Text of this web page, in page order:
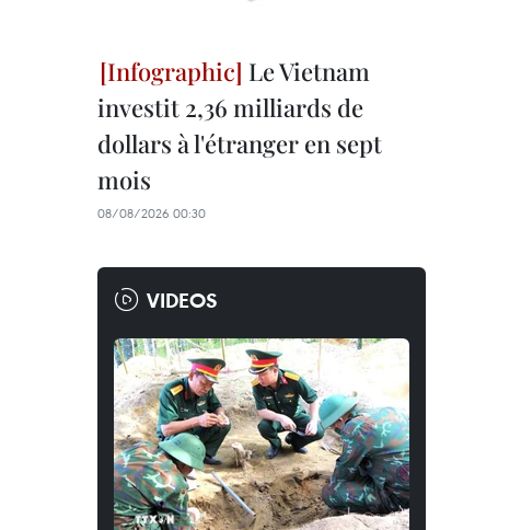
Le Vietnam
investit 2,36 milliards de
dollars à l'étranger en sept
mois
08/08/2026 00:30
VIDEOS